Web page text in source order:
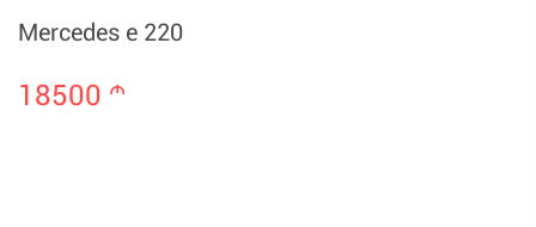
Mercedes e 220
18500 m